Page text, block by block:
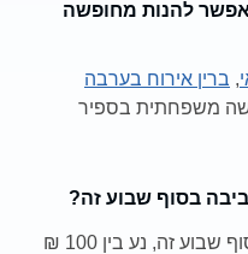
אפשר להנות מחופשה
, ברין אירוח בערבה
משפחתית בספיר
בסוף שבוע זה?
המחיר לצימר בספיר והסביבה בסוף שבוע זה, נע בין 100 ₪